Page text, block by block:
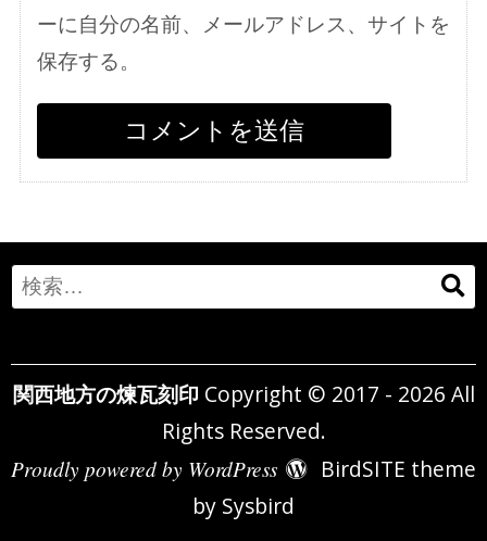
ーに自分の名前、メールアドレス、サイトを
保存する。
Search
for:
関西地方の煉瓦刻印 Copyright © 2017 - 2026 All
Rights Reserved.
Proudly powered by WordPress
BirdSITE theme
by Sysbird